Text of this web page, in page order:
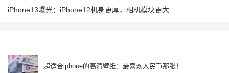
iPhone13曝光：iPhone12机身更厚，相机模块更大
超适合iphone的高清壁纸：最喜欢人民币那张！